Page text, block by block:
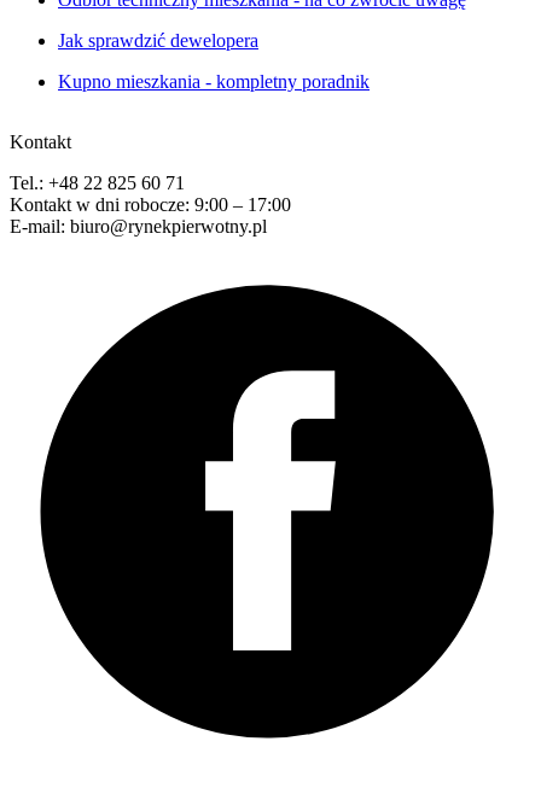
Jak sprawdzić dewelopera
Kupno mieszkania - kompletny poradnik
Kontakt
Tel.: +48 22 825 60 71
Kontakt w dni robocze: 9:00 – 17:00
E-mail: biuro@rynekpierwotny.pl